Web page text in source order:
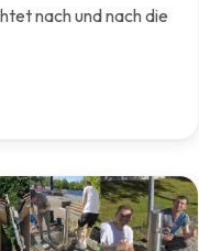
nach und nach die
Angebot: Clubmatch